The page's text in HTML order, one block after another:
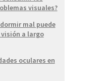
visuales?
mal puede
a largo
oculares en